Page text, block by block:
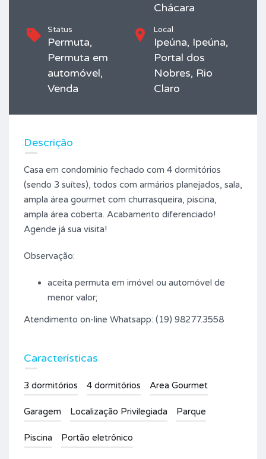
Chácara
Status
Permuta,
Permuta em
automóvel,
Venda
Local
Ipeúna, Ipeúna,
Portal dos
Nobres, Rio
Claro
Descrição
Casa em condomínio fechado com 4 dormitórios
(sendo 3 suítes), todos com armários planejados, sala,
ampla área gourmet com churrasqueira, piscina,
ampla área coberta. Acabamento diferenciado!
Agende já sua visita!
Observação:
aceita permuta em imóvel ou automóvel de
menor valor;
Atendimento on-line Whatsapp: (19) 98277.3558
Características
3 dormitórios 4 dormitórios Area Gourmet
Garagem Localização Privilegiada Parque
Piscina Portão eletrônico